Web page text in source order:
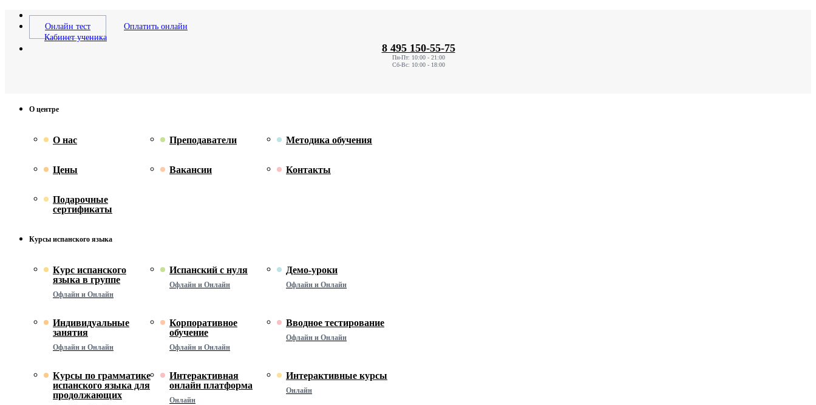
Онлайн тест
Оплатить онлайн
Кабинет ученика
8 495 150-55-75
Пн-Пт: 10:00 - 21:00
Сб-Вс: 10:00 - 18:00
О центре
О нас Преподаватели Методика обучения
Цены Вакансии Контакты
Подарочные
сертификаты
Курсы испанского языка
Курс испанского
языка в группе
Офлайн и Онлайн
Испанский с нуля
Офлайн и Онлайн
Демо-уроки
Офлайн и Онлайн
Индивидуальные
занятия
Офлайн и Онлайн
Корпоративное
обучение
Офлайн и Онлайн
Вводное тестирование
Офлайн и Онлайн
Курсы по грамматике
испанского языка для
продолжающих
Интерактивная
онлайн платформа
Онлайн
Интерактивные курсы
Онлайн